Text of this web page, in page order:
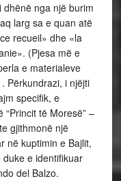
nga një burim
larg sa e quan atë
recueil» dhe «la
(Pjesa më e
e materialeve
Përkundrazi, i njëjti
specifik, e
të Moresë” –
gjithmonë një
në kuptimin e Bajlit,
e identifikuar
del Balzo.